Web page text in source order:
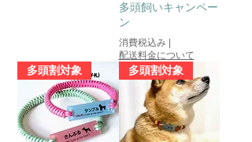
多頭飼いキャンペー
ン
消費税込み|
配送料金について
多頭割対象 多頭割対象